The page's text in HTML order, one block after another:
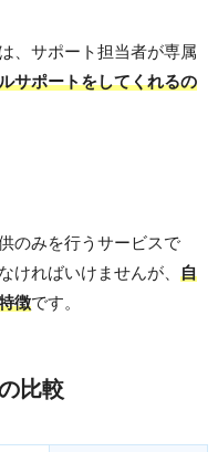
、サポート担当者が専属
サポートをしてくれるの
のみを行うサービスで
ければいけませんが、 自
徴です。
比較